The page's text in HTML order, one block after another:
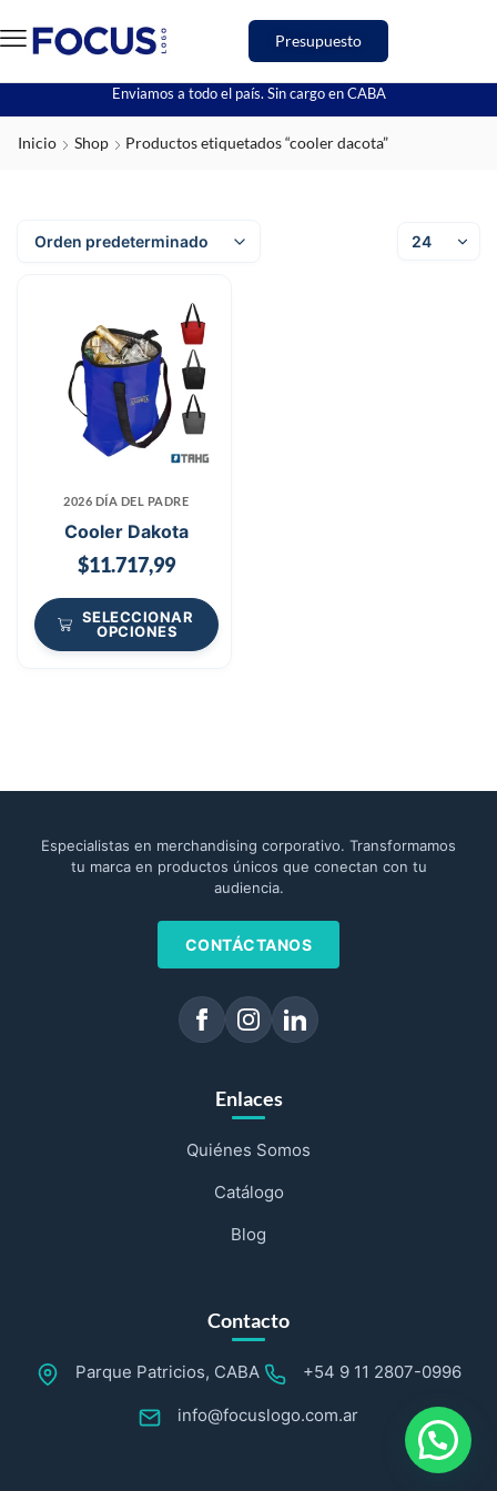
Presupuesto
Enviamos a todo el país. Sin cargo en CABA
Inicio Shop Productos etiquetados “cooler dacota”
2026 DÍA DEL PADRE
Cooler Dakota
$11.717,99
SELECCIONAR
OPCIONES
Especialistas en merchandising corporativo. Transformamos
tu marca en productos únicos que conectan con tu
audiencia.
CONTÁCTANOS
Enlaces
Quiénes Somos
Catálogo
Blog
Contacto
Parque Patricios, CABA +54 9 11 2807-0996
info@focuslogo.com.ar